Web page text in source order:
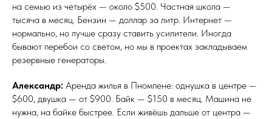
на семью из четырёх — около $500. Частная школа —
тысяча в месяц. Бензин — доллар за литр. Интернет —
нормально, но лучше сразу ставить усилители. Иногда
бывают перебои со светом, но мы в проектах закладываем
резервные генераторы.
Александр: Аренда жилья в Пномпене: однушка в центре —
$600, двушка — от $900. Байк — $150 в месяц. Машина не
нужна, на байке быстрее. Если живёшь дальше от центра —